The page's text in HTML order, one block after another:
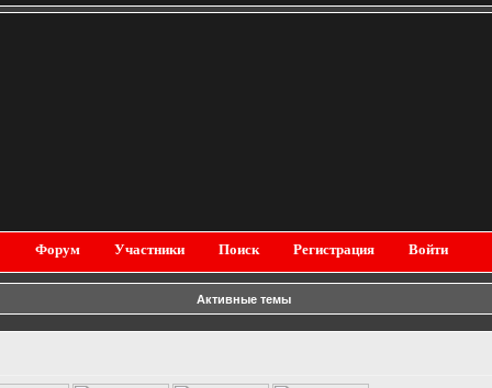
Форум Участники Поиск Регистрация Войти
Активные темы